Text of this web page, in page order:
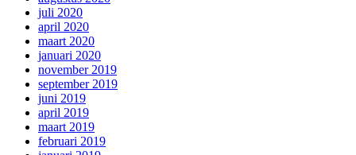
juli 2020
april 2020
maart 2020
januari 2020
november 2019
september 2019
juni 2019
april 2019
maart 2019
februari 2019